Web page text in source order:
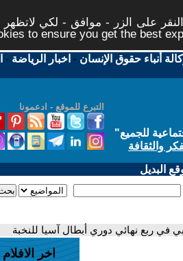
على الزر - موافق - لكي لاتظهر
to ensure you get the best
أنباء حقوق الإنسان - اخبار الرياضة -
التبرع للموقع - ادعمونا
للجميع"
والثقافة
البديل
في ربع نهائي دوري أبطال آسيا للنخبة
اخر الافلام